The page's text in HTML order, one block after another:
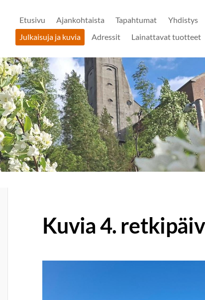
Etusivu Ajankohtaista Tapahtumat
Yhdistys
Julkaisuja ja kuvia
Adressit Lainattavat tuotteet
Kuvia 4.